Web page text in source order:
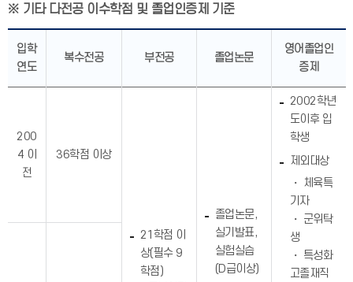
※ 기타 다전공 이수학점 및 졸업인증제 기준
입학
연도
복수전공 부전공 졸업논문
영어졸업인
증제
200
4 이
전
36학점 이상
21학점 이
상(필수 9
학점)
졸업논문,
실기발표,
실험실습
(D급이상)
2002학년
도이후 입
학생
제외대상
・ 체육특
기자
・ 군위탁
생
・ 특성화
고졸재직